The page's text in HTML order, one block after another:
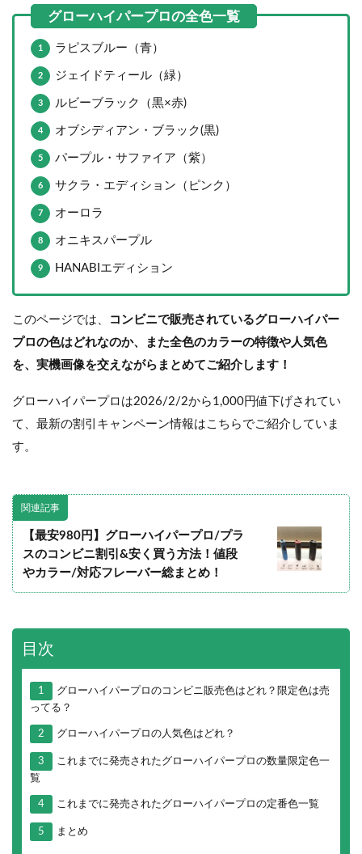
ラピスブルー（青）
ジェイドティール（緑）
ルビーブラック（黒×赤)
オブシディアン・ブラック(黒)
パープル・サファイア（紫）
サクラ・エディション（ピンク）
オーロラ
オニキスパープル
HANABIエディション
このページでは、
コンビニで販売されているグローハイパー
プロの色はどれなのか、また全色のカラーの特徴や人気色
を、実機画像を交えながらまとめてご紹介します！
グローハイパープロは2026/2/2から1,000円値下げされてい
て、最新の割引キャンペーン情報はこちらでご紹介していま
す。
関連記事
【最安980円】グローハイパープロ/プラ
スのコンビニ割引&安く買う方法！値段
やカラー/対応フレーバー総まとめ！
目次
1
グローハイパープロのコンビニ販売色はどれ？限定色は売
ってる？
2 グローハイパープロの人気色はどれ？
3
これまでに発売されたグローハイパープロの数量限定色一
覧
4 これまでに発売されたグローハイパープロの定番色一覧
5 まとめ